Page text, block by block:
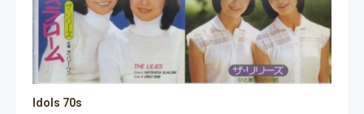
Idols 70s